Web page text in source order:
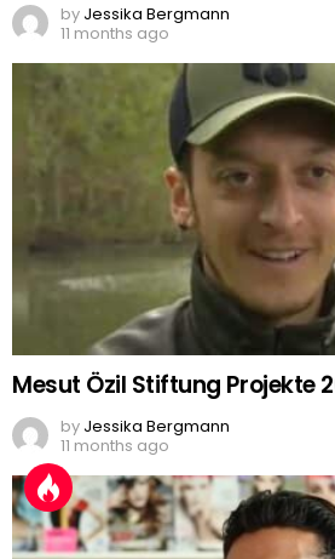
by Jessika Bergmann
11 months ago
Mesut Özil Stiftung Projekte
by Jessika Bergmann
11 months ago